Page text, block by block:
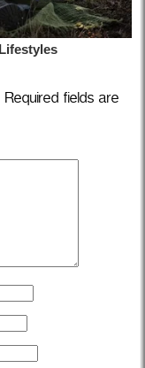
Required fields are